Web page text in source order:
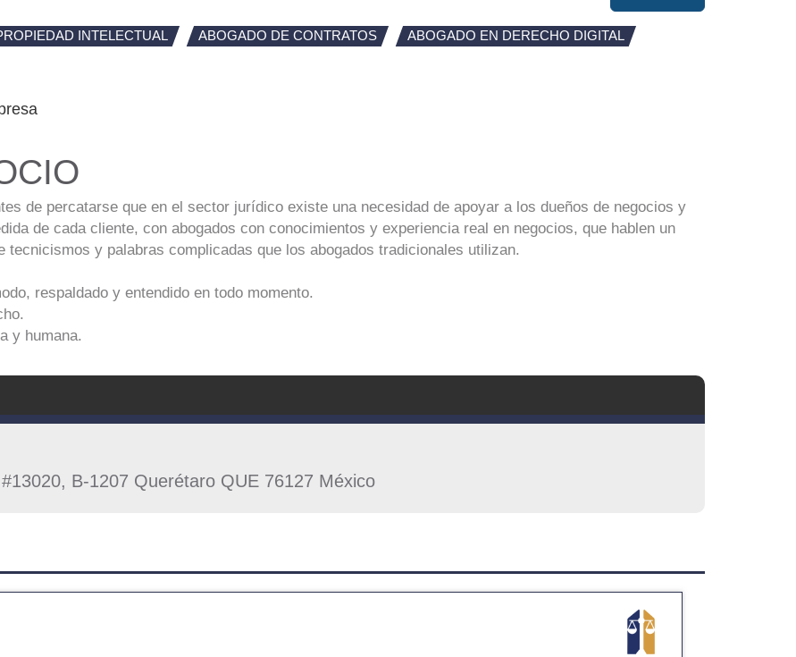
INTELECTUAL ABOGADO DE CONTRATOS ABOGADO EN DERECHO DIGITAL
de percatarse que en el sector jurídico existe una necesidad de apoyar a los dueños de negocios y
de cada cliente, con abogados con conocimientos y experiencia real en negocios, que hablen un
y palabras complicadas que los abogados tradicionales utilizan.
respaldado y entendido en todo momento.
y humana.
B-1207 Querétaro QUE 76127 México